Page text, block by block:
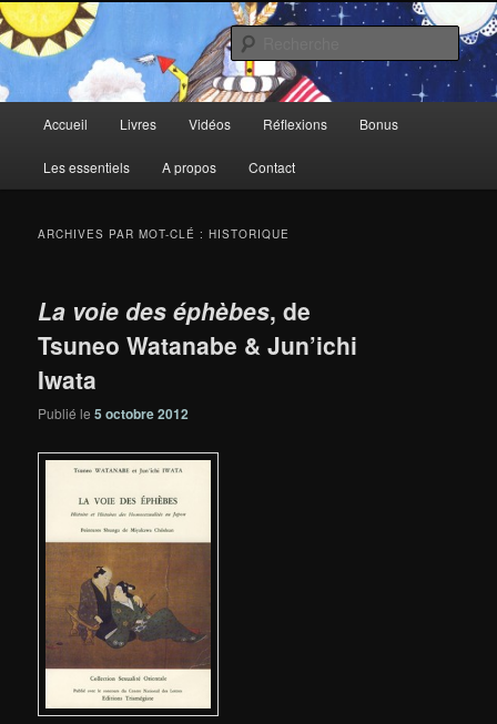
Aller
au
contenu
principal
Aller
au
contenu
secondaireDeux-Esprits
principal
Accueil Livres Vidéos Réflexions Bonus
Les essentiels A propos Contact
ARCHIVES PAR MOT-CLÉ :HISTORIQUE
La voie des éphèbes, de
Tsuneo Watanabe & Jun’ichi
Iwata
Publié le5 octobre 2012